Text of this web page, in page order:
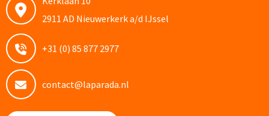
Chocolade & Bonbons bedrukken
Kauwgom bedrukken
Alle snoep artikelen
2911 AD Nieuwerkerk a/d IJssel
+31 (0) 85 877 2977
contact@laparada.nl